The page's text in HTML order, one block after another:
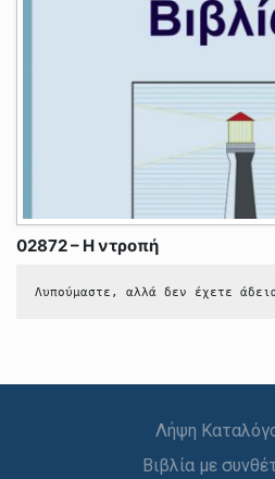
02872 – Η ντροπή
Λυπούμαστε, αλλά δεν έχετε
Λήψη
Βιβλία με